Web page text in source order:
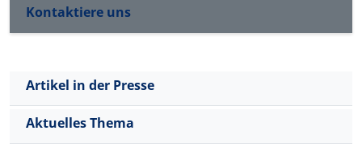
Kontaktiere uns
Artikel in der Presse
Aktuelles Thema